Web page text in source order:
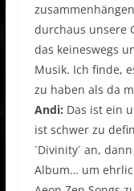
durchaus unsere
das keineswegs
Musik. Ich finde,
zu haben als da
Andi: Das ist ein
ist schwer zu
´Divinity´ an,
Album… um